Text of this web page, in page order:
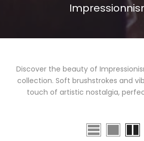
Discover the beauty of
collection. Soft brushstrokes and
touch of artistic nostalgia,